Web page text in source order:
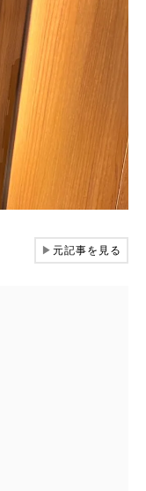
▶元記事を見る